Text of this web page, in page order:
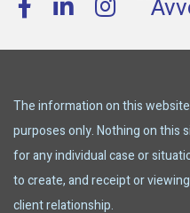
The information on this
purposes only. Nothing on this
for any individual case or
to create, and receipt or
client relationship.